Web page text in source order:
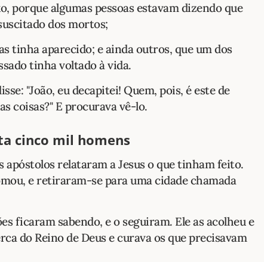
porque algumas pessoas estavam dizendo que
dos mortos;
tinha aparecido; e ainda outros, que um dos
tinha voltado à vida.
"João, eu decapitei! Quem, pois, é este de
coisas?" E procurava vê-lo.
cinco mil homens
apóstolos relataram a Jesus o que tinham feito.
e retiraram-se para uma cidade chamada
ficaram sabendo, e o seguiram. Ele as acolheu e
do Reino de Deus e curava os que precisavam